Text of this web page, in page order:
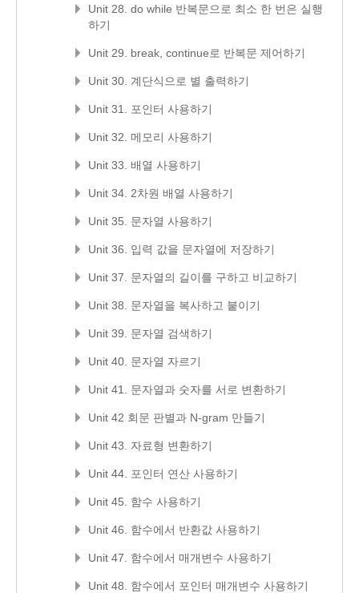
Unit 28. do while 반복문으로 최소 한 번은 실행
하기
Unit 29. break, continue로 반복문 제어하기
Unit 30. 계단식으로 별 출력하기
Unit 31. 포인터 사용하기
Unit 32. 메모리 사용하기
Unit 33. 배열 사용하기
Unit 34. 2차원 배열 사용하기
Unit 35. 문자열 사용하기
Unit 36. 입력 값을 문자열에 저장하기
Unit 37. 문자열의 길이를 구하고 비교하기
Unit 38. 문자열을 복사하고 붙이기
Unit 39. 문자열 검색하기
Unit 40. 문자열 자르기
Unit 41. 문자열과 숫자를 서로 변환하기
Unit 42 회문 판별과 N-gram 만들기
Unit 43. 자료형 변환하기
Unit 44. 포인터 연산 사용하기
Unit 45. 함수 사용하기
Unit 46. 함수에서 반환값 사용하기
Unit 47. 함수에서 매개변수 사용하기
Unit 48. 함수에서 포인터 매개변수 사용하기